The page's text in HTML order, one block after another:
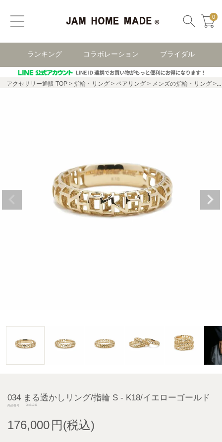
0
ランキング コラボレーション ブライダル
アクセサリー通販 TOP 指輪・リング ペアリング メンズの指輪・リング
034 まる透かしリング/指輪 S - K18/イエローゴールド
商品番号 JNS1247
176,000